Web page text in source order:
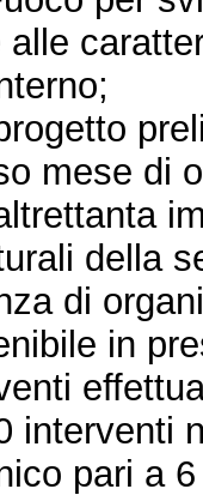
alle
mese di
della
di
in
interventi
pari a